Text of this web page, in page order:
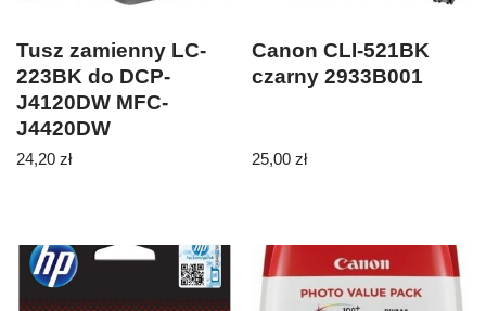
Tusz zamienny LC-
223BK do DCP-
J4120DW MFC-
J4420DW
24,20 zł
Canon CLI-521BK
czarny 2933B001
25,00zł